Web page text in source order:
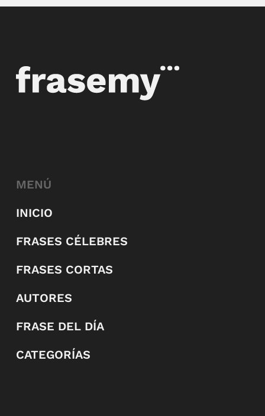
MENÚ
INICIO
FRASES CÉLEBRES
FRASES CORTAS
AUTORES
FRASE DEL DÍA
CATEGORÍAS